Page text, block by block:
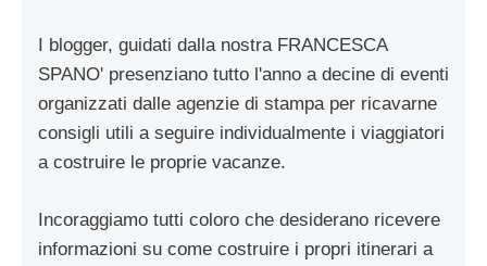
I blogger, guidati dalla nostra FRANCESCA
SPANO' presenziano tutto l'anno a decine di eventi
organizzati dalle agenzie di stampa per ricavarne
consigli utili a seguire individualmente i viaggiatori
a costruire le proprie vacanze.
Incoraggiamo tutti coloro che desiderano ricevere
informazioni su come costruire i propri itinerari a